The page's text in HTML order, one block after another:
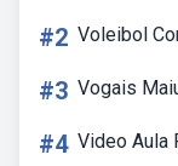
#2 Voleibol
#3 Vogais
#4 Video Aula